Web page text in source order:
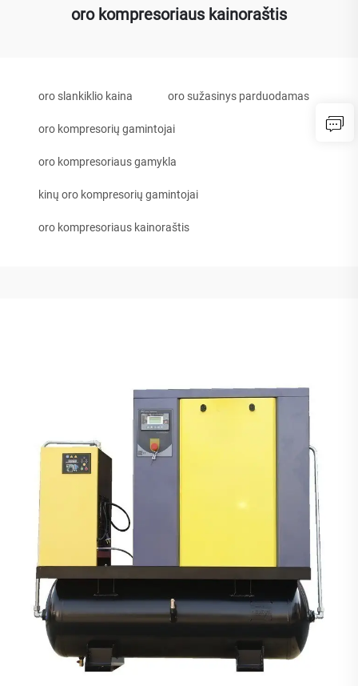
oro kompresoriaus kainoraštis
oro slankiklio kaina oro sužasinys parduodamas
oro kompresorių gamintojai
oro kompresoriaus gamykla
kinų oro kompresorių gamintojai
oro kompresoriaus kainoraštis